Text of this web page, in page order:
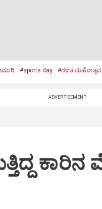
#sports day #ರಜತ ಮಹೋತ್ಸವ
ADVERTISEMENT